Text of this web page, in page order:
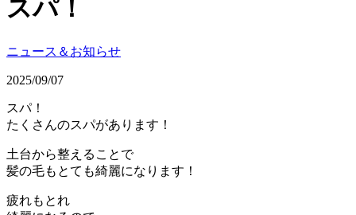
スパ！
ニュース＆お知らせ
2025/09/07
スパ！
たくさんのスパがあります！
土台から整えることで
髪の毛もとても綺麗になります！
疲れもとれ